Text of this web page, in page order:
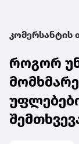
კომერსანტის
როგორ